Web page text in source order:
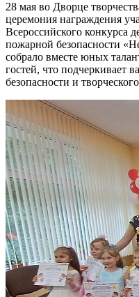
28 мая во Дворце
церемония награждения
Всероссийского конкурса
пожарной безопасности
собрало вместе юных
гостей, что подчеркивает
безопасности и